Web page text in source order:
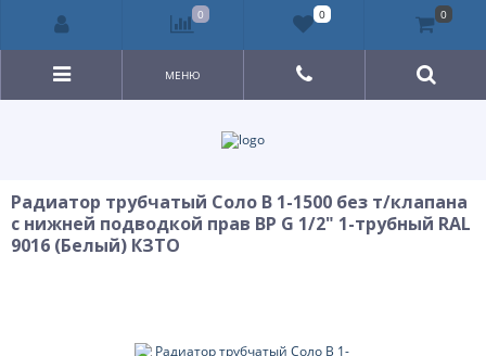
МЕНЮ
Радиатор трубчатый Соло В 1-1500 без т/клапана
с нижней подводкой прав ВР G 1/2" 1-трубный RAL
9016 (Белый) КЗТО
0 0 0